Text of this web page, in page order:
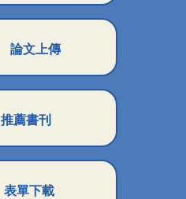
論文上傳
推薦書刊
表單下載